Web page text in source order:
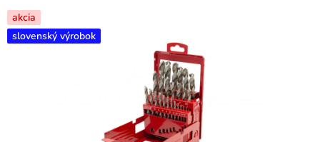
z
5
hviezdičiek.
akcia
slovenský výrobok